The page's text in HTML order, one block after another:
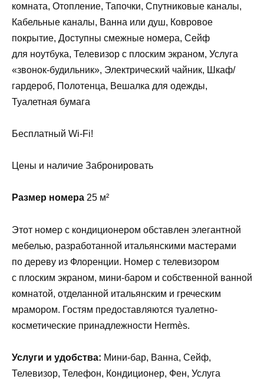
комната, Отопление, Тапочки, Спутниковые каналы,
Кабельные каналы, Ванна или душ, Ковровое
покрытие, Доступны смежные номера, Сейф
для ноутбука, Телевизор с плоским экраном, Услуга
«звонок-будильник», Электрический чайник, Шкаф/
гардероб, Полотенца, Вешалка для одежды,
Туалетная бумага
Бесплатный Wi-Fi!
Цены и наличие Забронировать
Размер номера 25 м²
Этот номер с кондиционером обставлен элегантной
мебелью, разработанной итальянскими мастерами
по дереву из Флоренции. Номер с телевизором
с плоским экраном, мини-баром и собственной ванной
комнатой, отделанной итальянским и греческим
мрамором. Гостям предоставляются туалетно-
косметические принадлежности Hermès.
Услуги и удобства: Мини-бар, Ванна, Сейф,
Телевизор, Телефон, Кондиционер, Фен, Услуга